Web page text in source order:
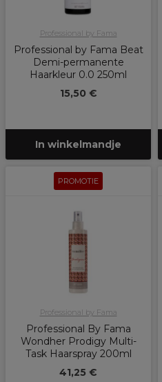
Professional by Fama
Professional by Fama Beat
Demi-permanente
Haarkleur 0.0 250ml
15,50 €
In winkelmandje
PROMOTIE
Professional by Fama
Professional By Fama
Wondher Prodigy Multi-
Task Haarspray 200ml
41,25 €